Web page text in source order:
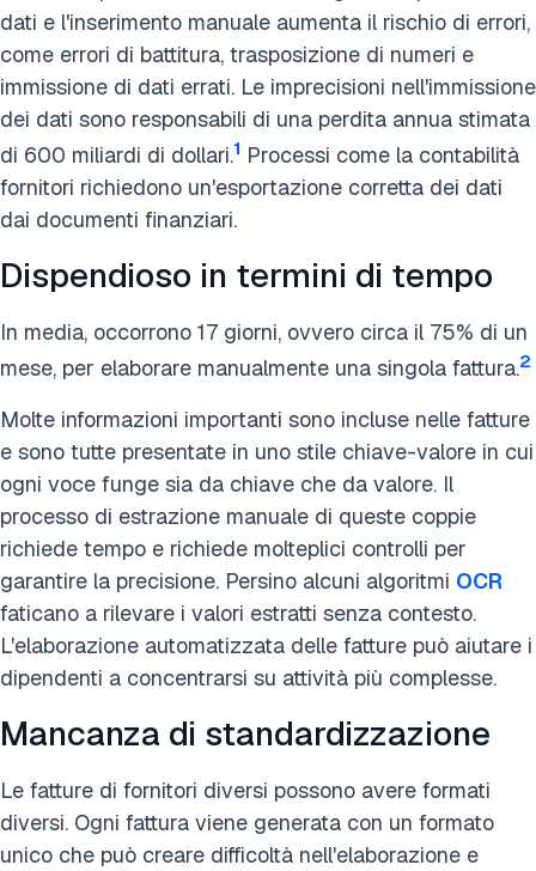
dati e l'inserimento manuale aumenta il rischio di errori,
come errori di battitura, trasposizione di numeri e
immissione di dati errati. Le imprecisioni nell'immissione
dei dati sono responsabili di una perdita annua stimata
di 600 miliardi di dollari.1 Processi come la contabilità
fornitori richiedono un'esportazione corretta dei dati
dai documenti finanziari.
Dispendioso in termini di tempo
In media, occorrono 17 giorni, ovvero circa il 75% di un
mese, per elaborare manualmente una singola fattura.2
Molte informazioni importanti sono incluse nelle fatture
e sono tutte presentate in uno stile chiave-valore in cui
ogni voce funge sia da chiave che da valore. Il
processo di estrazione manuale di queste coppie
richiede tempo e richiede molteplici controlli per
garantire la precisione. Persino alcuni algoritmi OCR
faticano a rilevare i valori estratti senza contesto.
L'elaborazione automatizzata delle fatture può aiutare i
dipendenti a concentrarsi su attività più complesse.
Mancanza di standardizzazione
Le fatture di fornitori diversi possono avere formati
diversi. Ogni fattura viene generata con un formato
unico che può creare difficoltà nell'elaborazione e